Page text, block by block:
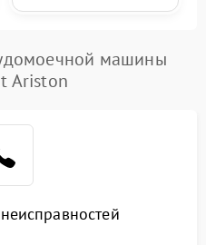
машины
Ariston